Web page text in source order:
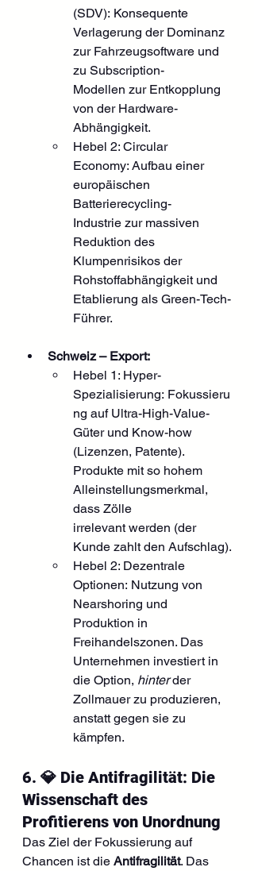
(SDV): Konsequente
Verlagerung der Dominanz
zur Fahrzeugsoftware und
zu Subscription-
Modellen zur Entkopplung
von der Hardware-
Abhängigkeit.
Hebel 2: Circular
Economy: Aufbau einer
europäischen
Batterierecycling-
Industrie zur massiven
Reduktion des
Klumpenrisikos der
Rohstoffabhängigkeit und
Etablierung als Green-Tech-
Führer.
Schweiz – Export:
Hebel 1: Hyper-
Spezialisierung: Fokussieru
ng auf Ultra-High-Value-
Güter und Know-how
(Lizenzen, Patente).
Produkte mit so hohem
Alleinstellungsmerkmal,
dass Zölle
irrelevant werden (der
Kunde zahlt den Aufschlag).
Hebel 2: Dezentrale
Optionen: Nutzung von
Nearshoring und
Produktion in
Freihandelszonen. Das
Unternehmen investiert in
die Option, hinter der
Zollmauer zu produzieren,
anstatt gegen sie zu
kämpfen.
6. 💎 Die Antifragilität: Die
Wissenschaft des
Profitierens von Unordnung
Das Ziel der Fokussierung auf
Chancen ist die Antifragilität. Das